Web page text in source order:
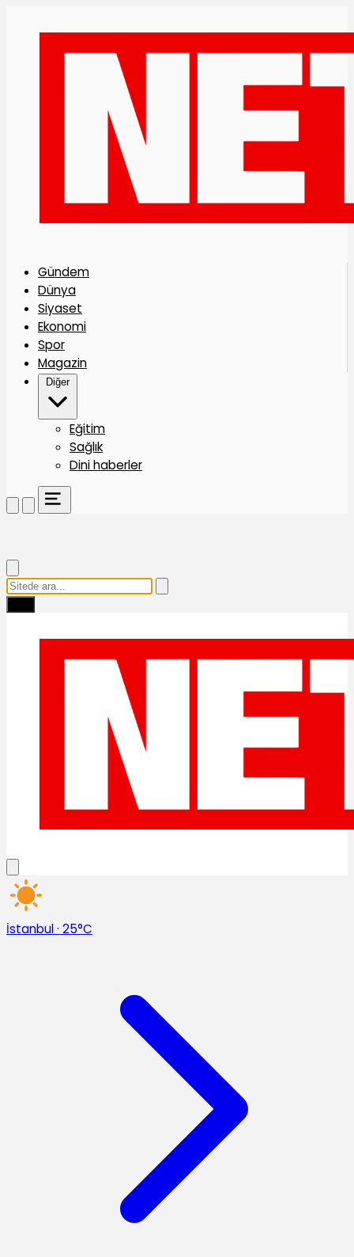
Gündem
Dünya
Siyaset
Ekonomi
Spor
Magazin
Diğer
Eğitim
Sağlık
Dini haberler
İstanbul· 25°C